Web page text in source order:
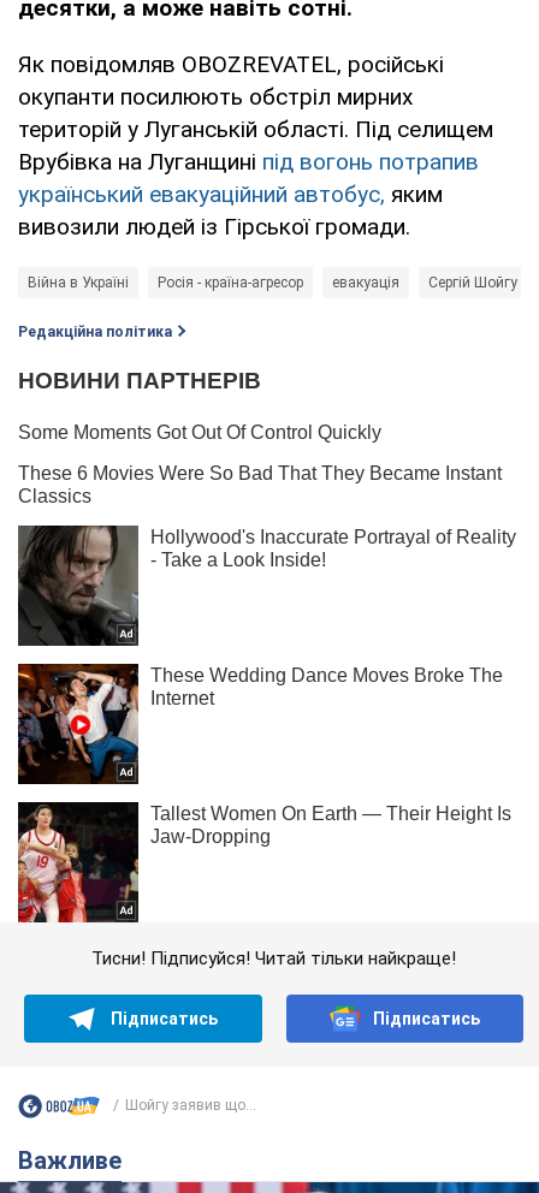
десятки, а може навіть сотні.
Як повідомляв OBOZREVATEL, російські
окупанти посилюють обстріл мирних
територій у Луганській області. Під селищем
Врубівка на Луганщині під вогонь потрапив
український евакуаційний автобус, яким
вивозили людей із Гірської громади.
Війна в Україні Росія - країна-агресор евакуація Сергій Шойгу
Редакційна політика
Тисни! Підписуйся! Читай тільки найкраще!
Підписатись Підписатись
Шойгу заявив що...
Важливе